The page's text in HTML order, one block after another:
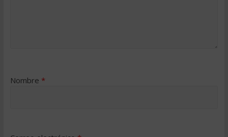
Nombre *